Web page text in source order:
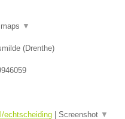
▼
(Drenthe)
echtscheiding Screenshot ▼